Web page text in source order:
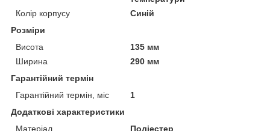
Колір корпусу
Синій
Розміри
Висота
135 мм
Ширина
290 мм
Гарантійний термін
Гарантійний термін, міс
1
Додаткові характеристики
Матеріал
Поліестер